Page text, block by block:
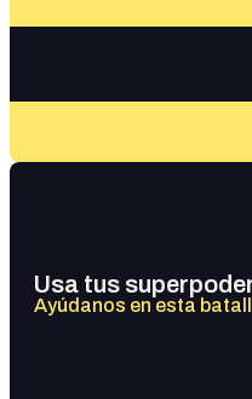
Usa tus
Ayúdanos en esta